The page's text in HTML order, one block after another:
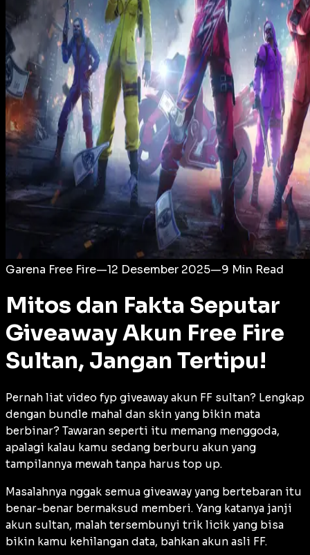
Garena Free Fire—12 Desember 2025—9 Min Read
Mitos dan Fakta Seputar
Giveaway Akun Free Fire
Sultan, Jangan Tertipu!
Pernah liat video fyp giveaway akun FF sultan? Lengkap
dengan bundle mahal dan skin yang bikin mata
berbinar? Tawaran seperti itu memang menggoda,
apalagi kalau kamu sedang berburu akun yang
tampilannya mewah tanpa harus top up.
Masalahnya nggak semua giveaway yang bertebaran itu
benar-benar bermaksud memberi. Yang katanya janji
akun sultan, malah tersembunyi trik licik yang bisa
bikin kamu kehilangan data, bahkan akun asli FF.